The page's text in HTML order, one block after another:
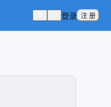
登录 注 册